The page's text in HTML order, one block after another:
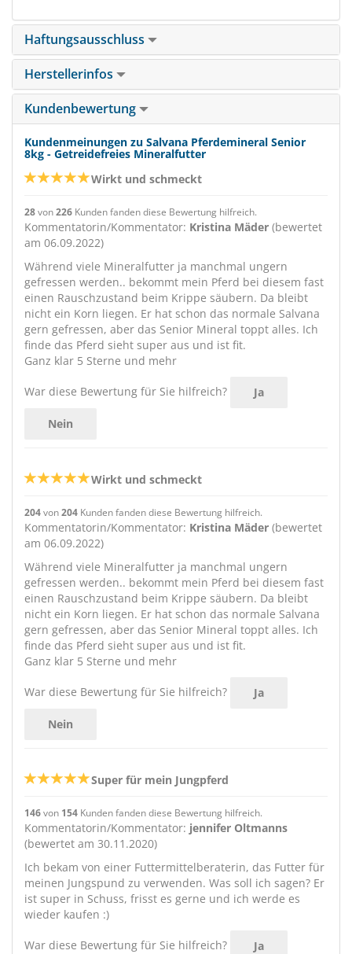
Haftungsausschluss
Herstellerinfos
Kundenbewertung
Kundenmeinungen zu Salvana Pferdemineral Senior
8kg - Getreidefreies Mineralfutter
Wirkt und schmeckt
28von226 Kunden fanden diese Bewertung hilfreich.
Kommentatorin/Kommentator: Kristina Mäder (bewertet
am 06.09.2022)
Während viele Mineralfutter ja manchmal ungern
gefressen werden.. bekommt mein Pferd bei diesem fast
einen Rauschzustand beim Krippe säubern. Da bleibt
nicht ein Korn liegen. Er hat schon das normale Salvana
gern gefressen, aber das Senior Mineral toppt alles. Ich
finde das Pferd sieht super aus und ist fit.
Ganz klar 5 Sterne und mehr
War diese Bewertung für Sie hilfreich? Ja
Nein
Wirkt und schmeckt
204von204 Kunden fanden diese Bewertung hilfreich.
Kommentatorin/Kommentator: Kristina Mäder (bewertet
am 06.09.2022)
Während viele Mineralfutter ja manchmal ungern
gefressen werden.. bekommt mein Pferd bei diesem fast
einen Rauschzustand beim Krippe säubern. Da bleibt
nicht ein Korn liegen. Er hat schon das normale Salvana
gern gefressen, aber das Senior Mineral toppt alles. Ich
finde das Pferd sieht super aus und ist fit.
Ganz klar 5 Sterne und mehr
War diese Bewertung für Sie hilfreich? Ja
Nein
Super für mein Jungpferd
146von 154 Kunden fanden diese Bewertung hilfreich.
Kommentatorin/Kommentator: jennifer Oltmanns
(bewertet am 30.11.2020)
Ich bekam von einer Futtermittelberaterin, das Futter für
meinen Jungspund zu verwenden. Was soll ich sagen? Er
ist super in Schuss, frisst es gerne und ich werde es
wieder kaufen :)
War diese Bewertung für Sie hilfreich? Ja